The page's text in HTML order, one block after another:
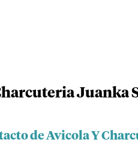
Juanka
de Avicola Y